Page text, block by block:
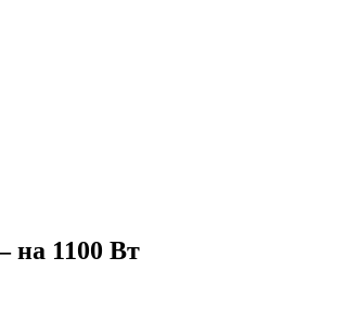
на 1100 Вт